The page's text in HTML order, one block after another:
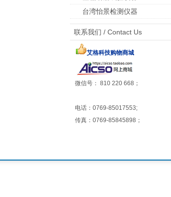
台湾怡景检测仪器
联系我们 / Contact Us
艾格科技购物商城
微信号： 810 220 668；
电话：0769-85017553;
传真：0769-85845898；